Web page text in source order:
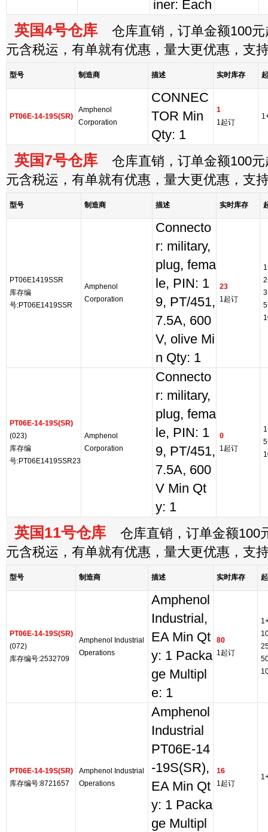
iner: Each
英国4号仓库 仓库直销，订单金额100元
元含税运，有单就有优惠，量大更优惠，支
型号 制造商 描述 实时库存
PT06E-14-19S(SR)
Amphenol
Corporation
CONNEC
TOR Min
Qty: 1
1
1起订
英国7号仓库 仓库直销，订单金额100元
元含税运，有单就有优惠，量大更优惠，支
型号 制造商 描述 实时库存
PT06E1419SSR
库存编
号:PT06E1419SSR
Amphenol
Corporation
Connecto
r: military,
plug, fema
le, PIN: 1
9, PT/451,
7.5A, 600
V, olive Mi
n Qty: 1
23
1起订
PT06E-14-19S(SR)
(023)
库存编
号:PT06E1419SSR23
Amphenol
Corporation
Connecto
r: military,
plug, fema
le, PIN: 1
9, PT/451,
7.5A, 600
V Min Qt
y: 1
0
1起订
英国11号仓库 仓库直销，订单金额100
元含税运，有单就有优惠，量大更优惠，支
型号 制造商 描述 实时库存
PT06E-14-19S(SR)
(072)
库存编号:2532709
Amphenol Industrial
Operations
Amphenol
Industrial,
EA Min Qt
y: 1 Packa
ge Multipl
e: 1
80
1起订
PT06E-14-19S(SR)
库存编号:8721657
Amphenol Industrial
Operations
Amphenol
Industrial
PT06E-14
-19S(SR),
EA Min Qt
y: 1 Packa
ge Multipl
16
1起订